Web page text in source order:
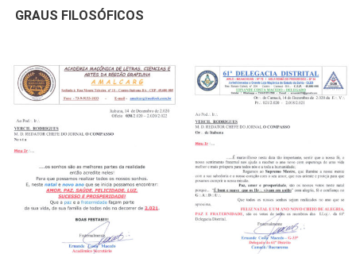
GRAUS FILOSÓFICOS